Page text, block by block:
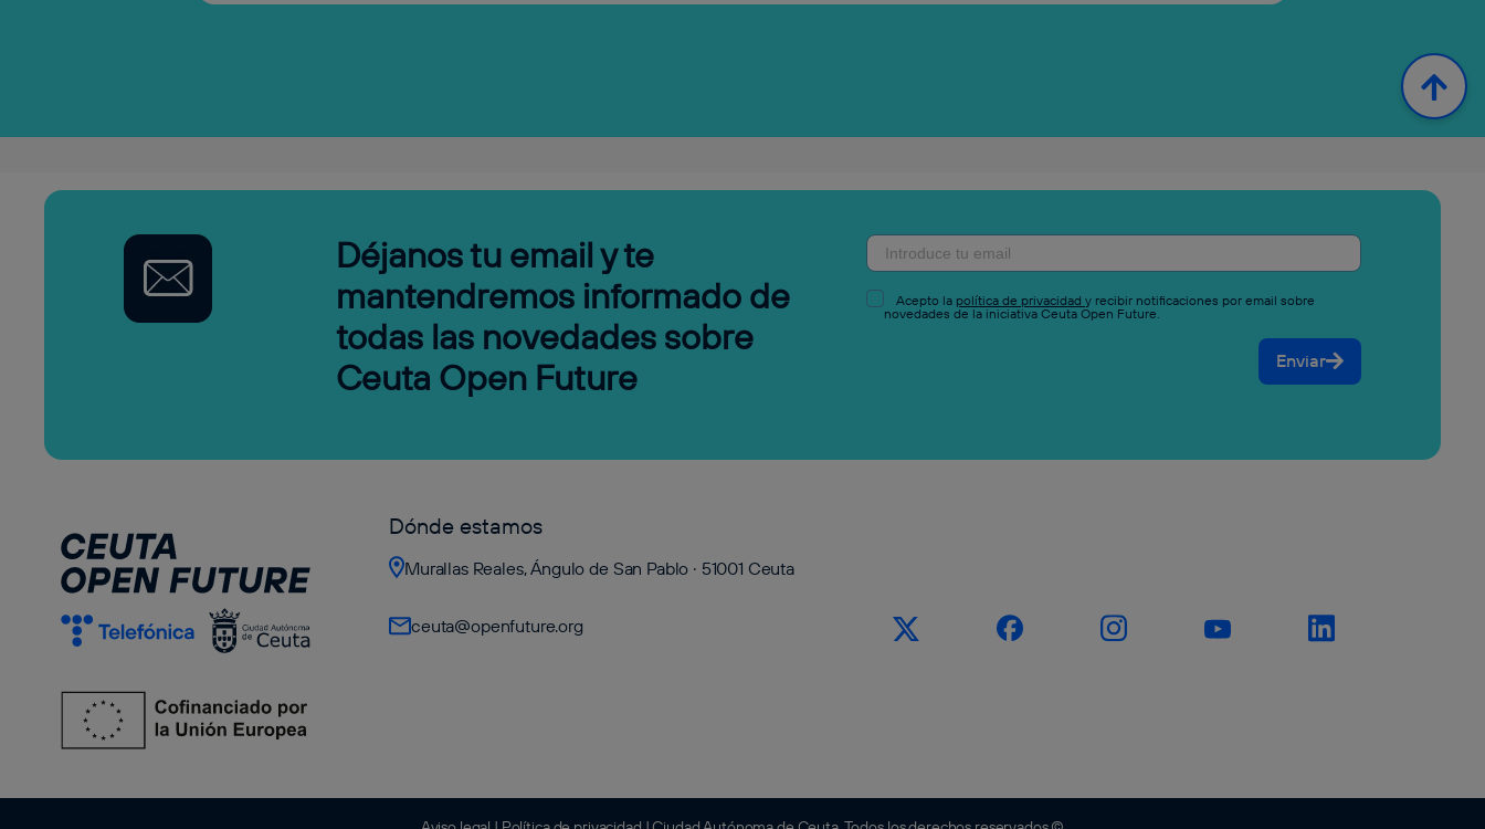
Déjanos tu email y te
mantendremos informado de
todas las novedades sobre
Ceuta Open Future
Acepto la política de privacidad y recibir notificaciones por email sobre
novedades de la iniciativa Ceuta Open Future.
Enviar
Dónde estamos
Murallas Reales, Ángulo de San Pablo · 51001 Ceuta
ceuta@openfuture.org